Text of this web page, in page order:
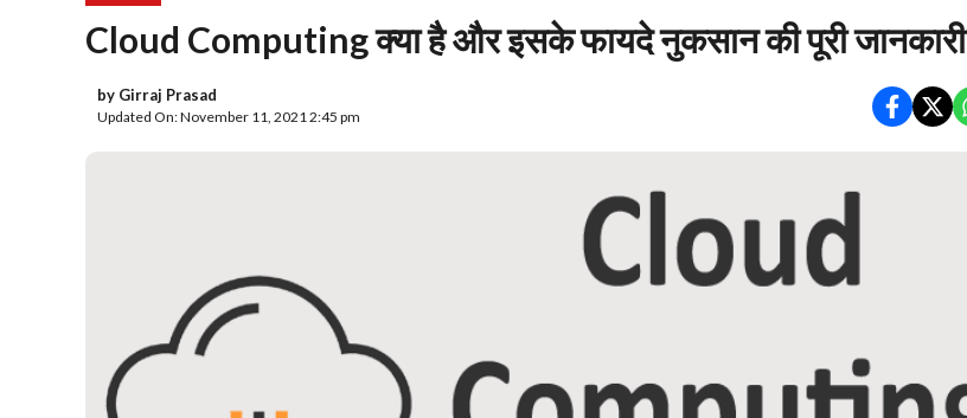
Cloud Computing क्या है और इसके फायदे नुकसान की पूरी जानकारी
by Girraj Prasad
Updated On: November 11, 2021 2:45 pm